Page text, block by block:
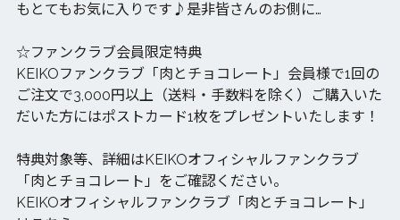
もとてもお気に入りです♪是非皆さんのお側に…
☆ファンクラブ会員限定特典
KEIKOファンクラブ「肉とチョコレート」会員様で1回の
ご注文で3,000円以上（送料・手数料を除く）ご購入いた
だいた方にはポストカード1枚をプレゼントいたします！
特典対象等、詳細はKEIKOオフィシャルファンクラブ
「肉とチョコレート」をご確認ください。
KEIKOオフィシャルファンクラブ「肉とチョコレート」